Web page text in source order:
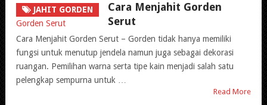
JAHIT GORDEN
Cara Menjahit Gorden
Serut
Cara Menjahit Gorden Serut – Gorden tidak hanya memiliki
fungsi untuk menutup jendela namun juga sebagai dekorasi
ruangan. Pemilihan warna serta tipe kain menjadi salah satu
pelengkap sempurna untuk …
Read More